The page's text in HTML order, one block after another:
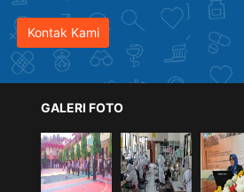
Kontak Kami
GALERI FOTO